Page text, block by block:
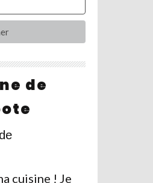
de
cuisine ! Je